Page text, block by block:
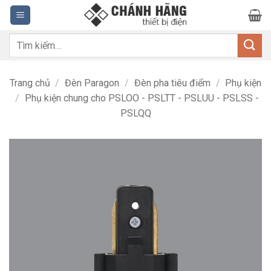
Bỏ
qua
nội
dung
Tìm
Trang chủ / Đèn Paragon / Đèn pha tiêu điểm / Phụ kiện
/ Phụ kiện chung cho PSLOO - PSLTT - PSLUU - PSLSS -
PSLQQ